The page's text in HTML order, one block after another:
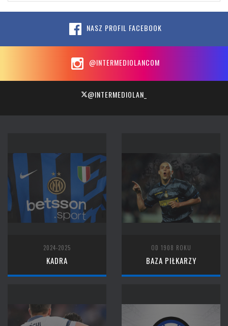
NASZ PROFIL FACEBOOK
@INTERMEDIOLANCOM
@INTERMEDIOLAN_
2024-2025
KADRA
OD 1908 ROKU
BAZA PIŁKARZY